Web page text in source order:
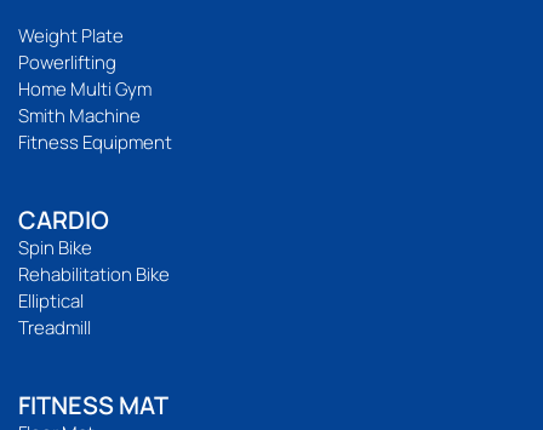
Weight Plate
Powerlifting
Home Multi Gym
Smith Machine
Fitness Equipment
CARDIO
Spin Bike
Rehabilitation Bike
Elliptical
Treadmill
FITNESS MAT